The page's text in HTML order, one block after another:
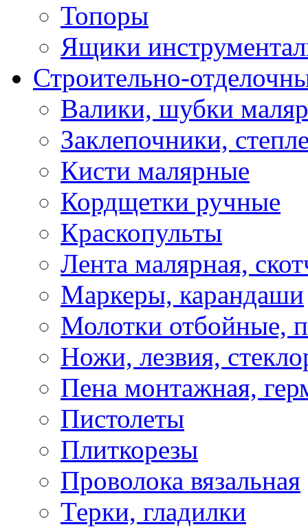
Топоры
Ящики
Строительно-
Валики, шубки
Заклепочники,
Кисти малярные
Кордщетки ручные
Краскопульты
Лента малярная,
Маркеры, карандаши
Молотки отбойные,
Ножи, лезвия,
Пена монтажная,
Пистолеты
Плиткорезы
Проволока вязальная
Терки, гладилки